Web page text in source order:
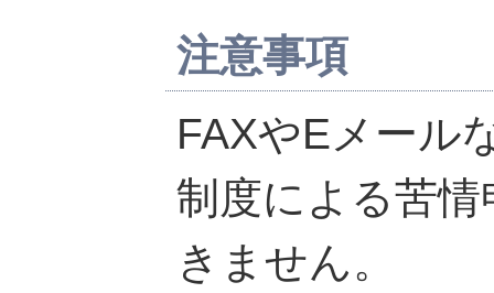
注意事項
FAXやEメール
制度による苦
きません。